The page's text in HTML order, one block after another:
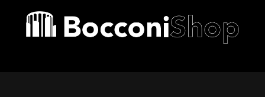
Bocconi shop